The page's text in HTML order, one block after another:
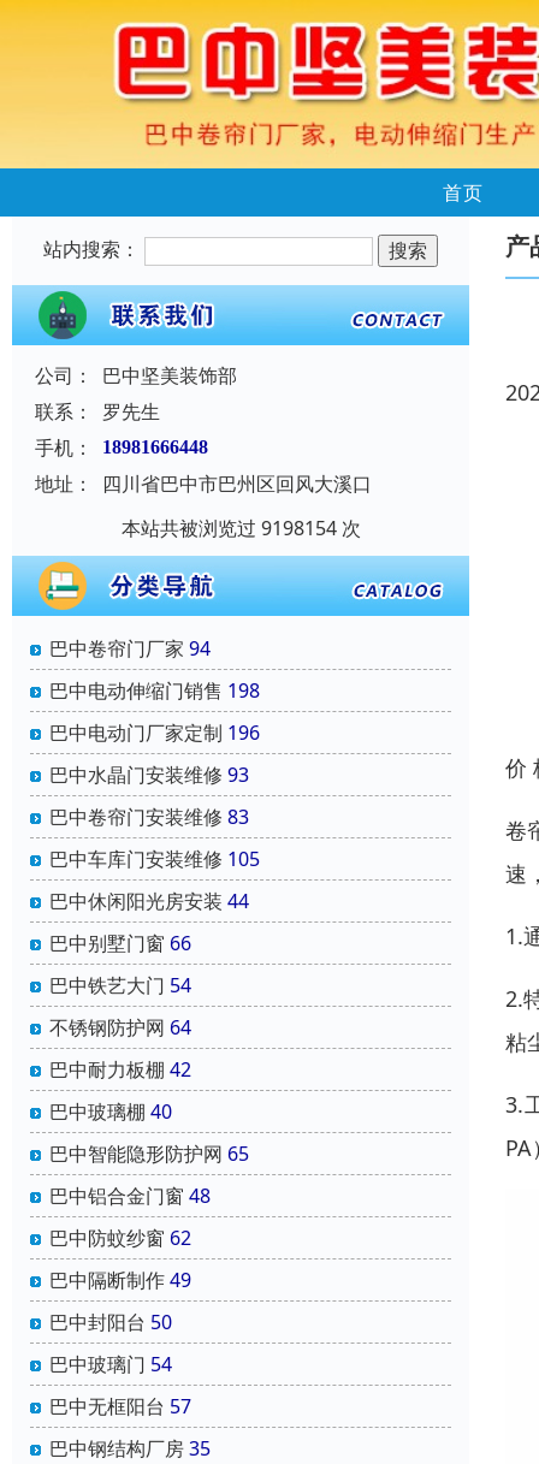
首页
站内搜索：
公司：
巴中坚美装饰部
联系：
罗先生
手机：
18981666448
地址：
四川省巴中市巴州区回风大溪口
本站共被浏览过 9198154 次
巴中卷帘门厂家 94
巴中电动伸缩门销售 198
巴中电动门厂家定制 196
巴中水晶门安装维修 93
巴中卷帘门安装维修 83
巴中车库门安装维修 105
巴中休闲阳光房安装 44
巴中别墅门窗 66
巴中铁艺大门 54
不锈钢防护网 64
巴中耐力板棚 42
巴中玻璃棚 40
巴中智能隐形防护网 65
巴中铝合金门窗 48
巴中防蚊纱窗 62
巴中隔断制作49
巴中封阳台 50
巴中玻璃门 54
巴中无框阳台 57
巴中钢结构厂房35
产
价
卷
速
1.
2.
粘
3.